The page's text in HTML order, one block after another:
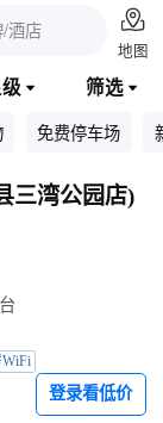
酒店 
地图
 筛选 
免费停车场
三湾公园店)
登录看低价